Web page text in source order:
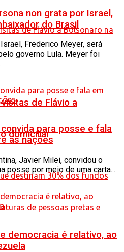
de Flávio a
domiciliar
non grata por Israel,
do Brasil
Frederico Meyer, será
governo Lula. Meyer foi
para posse e fala
as nações
Javier Milei, convidou o
posse por meio de uma carta...
democracia é relativo, ao